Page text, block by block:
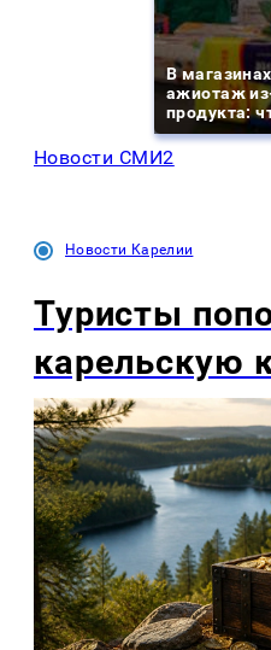
В
ажиотаж
продукта:
Новости СМИ2
Новости Карелии
Туристы
карельскую